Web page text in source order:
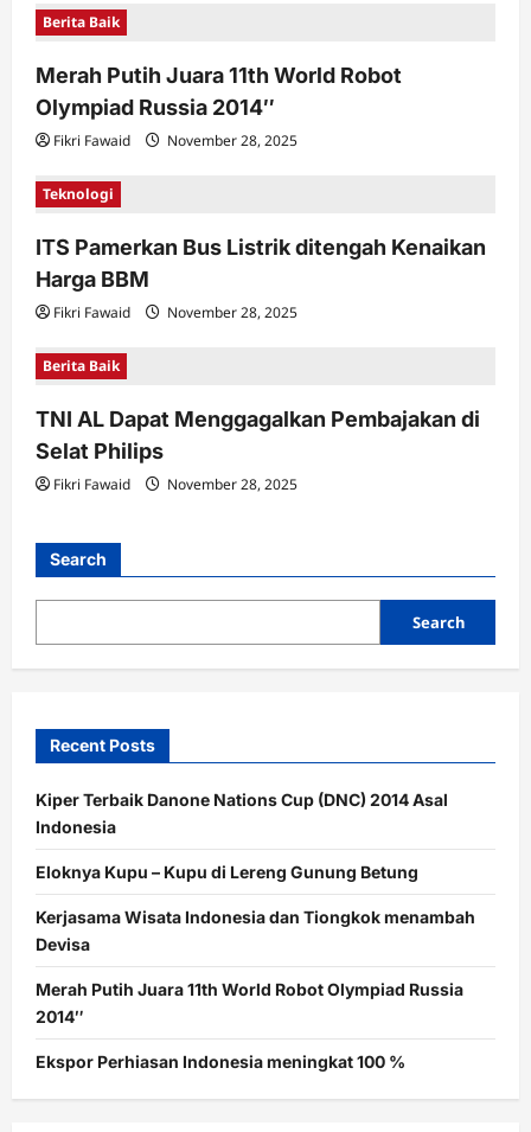
a
t
i
o
n
Berita Baik
Merah Putih Juara 11th World Robot
Olympiad Russia 2014″
Fikri Fawaid November 28, 2025
Teknologi
ITS Pamerkan Bus Listrik ditengah Kenaikan
Harga BBM
Fikri Fawaid November 28, 2025
Berita Baik
TNI AL Dapat Menggagalkan Pembajakan di
Selat Philips
Fikri Fawaid November 28, 2025
Search
Search
Recent Posts
Kiper Terbaik Danone Nations Cup (DNC) 2014 Asal
Indonesia
Eloknya Kupu – Kupu di Lereng Gunung Betung
Kerjasama Wisata Indonesia dan Tiongkok menambah
Devisa
Merah Putih Juara 11th World Robot Olympiad Russia
2014″
Ekspor Perhiasan Indonesia meningkat 100 %